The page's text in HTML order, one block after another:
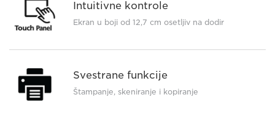
Intuitivne kontrole
Ekran u boji od 12,7 cm osetljiv na dodir
Svestrane funkcije
Štampanje, skeniranje i kopiranje